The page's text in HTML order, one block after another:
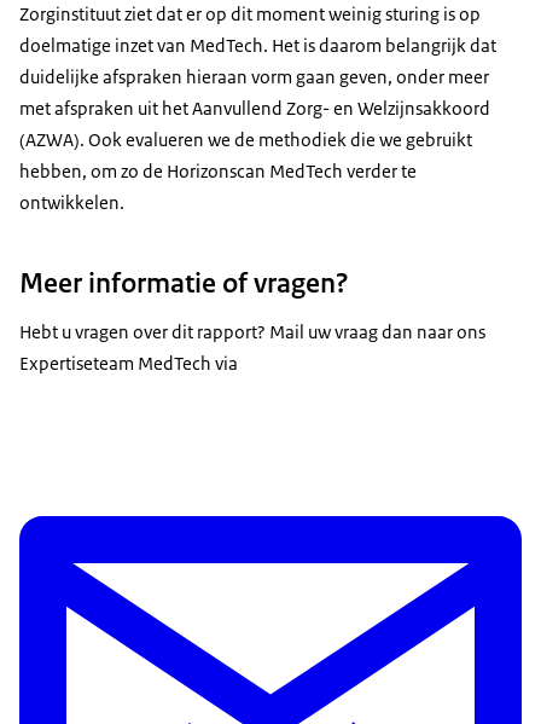
Zorginstituut ziet dat er op dit moment weinig sturing is op
doelmatige inzet van MedTech. Het is daarom belangrijk dat
duidelijke afspraken hieraan vorm gaan geven, onder meer
met afspraken uit het Aanvullend Zorg- en Welzijnsakkoord
(AZWA). Ook evalueren we de methodiek die we gebruikt
hebben, om zo de Horizonscan MedTech verder te
ontwikkelen.
Meer informatie of vragen?
Hebt u vragen over dit rapport? Mail uw vraag dan naar ons
Expertiseteam MedTech via